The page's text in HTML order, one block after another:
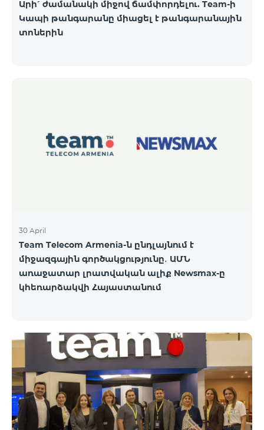
Արի՛ ժամանակի միջով ճամփորդելու. Team-ի
Կապի թանգարանը միացել է թանգարանային
տոներին
30 April
Team Telecom Armenia-ն ընդլայնում է
միջազգային գործակցությունը․ ԱՄՆ
առաջատար լրատվական ալիք Newsmax-ը
կհեռարձակվի Հայաստանում